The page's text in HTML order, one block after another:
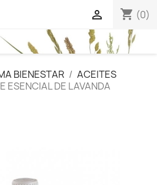
shopping_cart (0)

BIENESTAR
ACEITES
ESENCIAL DE LAVANDA